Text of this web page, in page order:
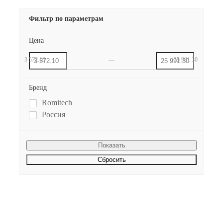
Фильтр по параметрам
Цена
3 572.10 25 991.30
Бренд
Romitech
Россия
Сбросить